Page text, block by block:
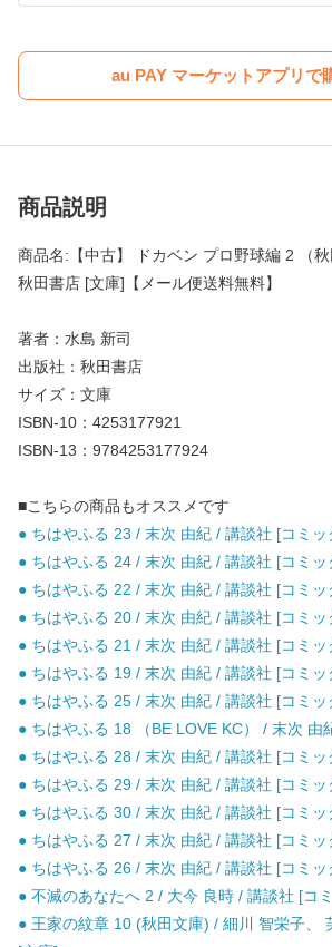
au PAY マーケットアプリで
商品説明
商品名:【中古】 ドカベン プロ野球編 2 （
秋田書店 [文庫]【メール便送料無料】
著者：水島 新司
出版社：秋田書店
サイズ：文庫
ISBN-10：4253177921
ISBN-13：9784253177924
■こちらの商品もオススメです
● ちはやふる 23 / 末次 由紀 / 講談社 [コミッ
● ちはやふる 24 / 末次 由紀 / 講談社 [コミッ
● ちはやふる 22 / 末次 由紀 / 講談社 [コミッ
● ちはやふる 20 / 末次 由紀 / 講談社 [コミッ
● ちはやふる 21 / 末次 由紀 / 講談社 [コミッ
● ちはやふる 19 / 末次 由紀 / 講談社 [コミッ
● ちはやふる 25 / 末次 由紀 / 講談社 [コミッ
● ちはやふる 18 （BE LOVE KC） / 末次 由
● ちはやふる 28 / 末次 由紀 / 講談社 [コミッ
● ちはやふる 29 / 末次 由紀 / 講談社 [コミッ
● ちはやふる 30 / 末次 由紀 / 講談社 [コミッ
● ちはやふる 27 / 末次 由紀 / 講談社 [コミッ
● ちはやふる 26 / 末次 由紀 / 講談社 [コミッ
● 不滅のあなたへ 2 / 大今 良時 / 講談社 [コ
● 王家の紋章 10 (秋田文庫) / 細川 智栄子、